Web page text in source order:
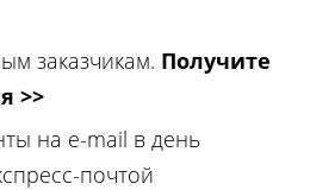
заказчикам. Получите
>>
на e-mail в день
почтой